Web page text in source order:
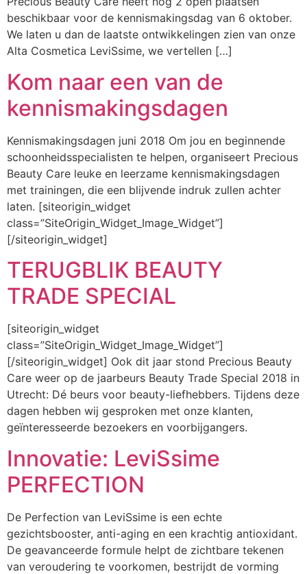
beschikbaar voor de kennismakingsdag van 6 oktober.
We laten u dan de laatste ontwikkelingen zien van onze
Alta Cosmetica LeviSsime, we vertellen […]
Kom naar een van de
kennismakingsdagen
Kennismakingsdagen juni 2018 Om jou en beginnende
schoonheidsspecialisten te helpen, organiseert Precious
Beauty Care leuke en leerzame kennismakingsdagen
met trainingen, die een blijvende indruk zullen achter
laten. [siteorigin_widget
class=”SiteOrigin_Widget_Image_Widget”]
[/siteorigin_widget]
TERUGBLIK BEAUTY
TRADE SPECIAL
[siteorigin_widget
class=”SiteOrigin_Widget_Image_Widget”]
[/siteorigin_widget] Ook dit jaar stond Precious Beauty
Care weer op de jaarbeurs Beauty Trade Special 2018 in
Utrecht: Dé beurs voor beauty-liefhebbers. Tijdens deze
dagen hebben wij gesproken met onze klanten,
geïnteresseerde bezoekers en voorbijgangers.
Innovatie: LeviSsime
PERFECTION
De Perfection van LeviSsime is een echte
gezichtsbooster, anti-aging en een krachtig antioxidant.
De geavanceerde formule helpt de zichtbare tekenen
van veroudering te voorkomen, bestrijdt de vorming